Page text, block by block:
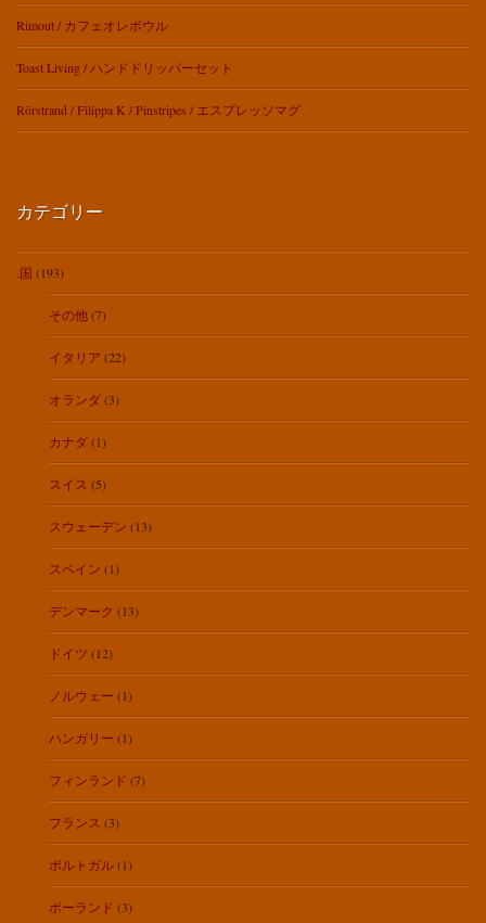
Rimout / カフェオレボウル
Toast Living / ハンドドリッパーセット
Rörstrand / Filippa K / Pinstripes / エスプレッソマグ
カテゴリー
.国 (193)
その他(7)
イタリア (22)
オランダ(3)
カナダ(1)
スイス (5)
スウェーデン (13)
スペイン (1)
デンマーク (13)
ドイツ (12)
ノルウェー (1)
ハンガリー (1)
フィンランド (7)
フランス (3)
ポルトガル(1)
ポーランド (3)